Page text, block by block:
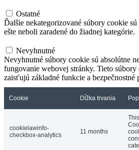
Ostatné
Ďalšie nekategorizované súbory cookie
ešte neboli zaradené do žiadnej kategórie.
Nevyhnutné
Nevyhnutné súbory cookie sú absolútne
fungovanie webovej stránky. Tieto súbory
zaisťujú základné funkcie a
Cookie Dĺžka trvania
cookielawinfo-
checkbox-analytics
11 months